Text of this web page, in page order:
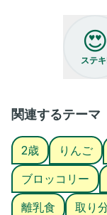
😍
ステ
関連するテーマ
2歳 りんご
ブロッコリー
離乳食
取り